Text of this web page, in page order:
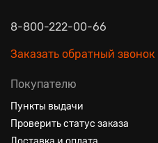
8-800-222-00-66
Заказать обратный звонок
Покупателю
Пункты выдачи
Проверить статус заказа